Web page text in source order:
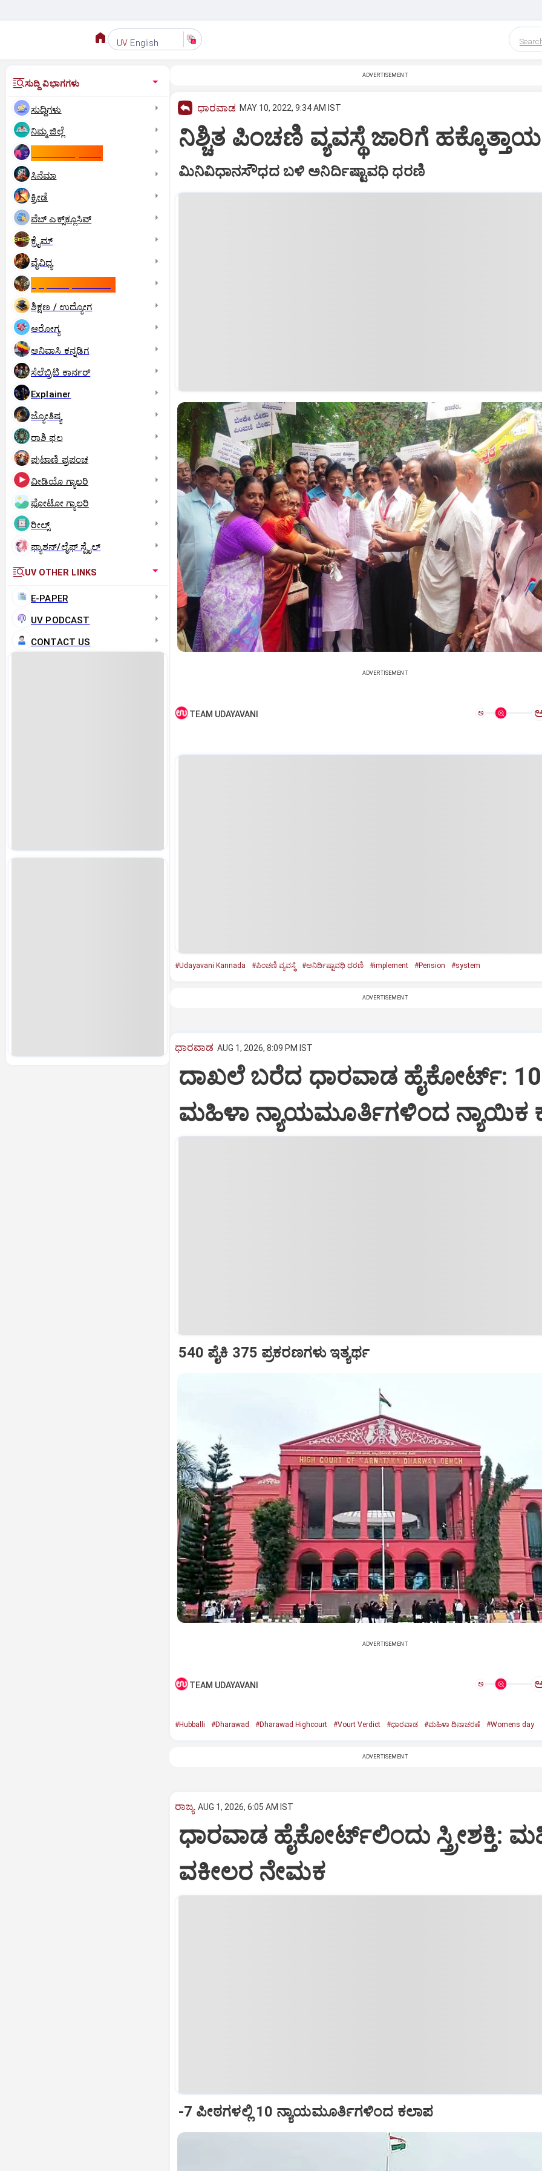
UV English
ಸುದ್ದಿ ವಿಭಾಗಗಳು
ಸುದ್ದಿಗಳು
ನಿಮ್ಮ ಜಿಲ್ಲೆ
ಸಿನೆಮಾ
ಕ್ರೀಡೆ
ವೆಬ್ ಎಕ್ಸ್‌ಕ್ಲೂಸಿವ್
ಕ್ರೈಮ್
ವೈವಿಧ್ಯ
ಶಿಕ್ಷಣ / ಉದ್ಯೋಗ
ಆರೋಗ್ಯ
ಅನಿವಾಸಿ ಕನ್ನಡಿಗ
ಸೆಲೆಬ್ರಿಟಿ ಕಾರ್ನರ್‌
Explainer
ಜ್ಯೋತಿಷ್ಯ
ರಾಶಿ ಫಲ
ಪುಟಾಣಿ ಪ್ರಪಂಚ
ವೀಡಿಯೊ ಗ್ಯಾಲರಿ
ಫೋಟೋ ಗ್ಯಾಲರಿ
ರೀಲ್ಸ್
ಫ್ಯಾಶನ್/ಲೈಫ್‌ ಸ್ಟೈಲ್
UV OTHER LINKS
E-PAPER
UV PODCAST
CONTACT US
ADVERTISEMENT
ಧಾರವಾಡ MAY 10, 2022, 9:34 AM IST
ನಿಶ್ಚಿತ ಪಿಂಚಣಿ ವ್ಯವಸ್ಥೆ ಜಾರಿಗೆ ಹಕ್ಕೊತ್ತಾಯ
ಮಿನಿವಿಧಾನಸೌಧದ ಬಳಿ ಅನಿರ್ದಿಷ್ಟಾವಧಿ ಧರಣಿ
ADVERTISEMENT
TEAM UDAYAVANI ಅ
#Udayavani Kannada #ಪಿಂಚಣಿ ವ್ಯವಸ್ಥೆ #ಅನಿರ್ದಿಷ್ಟಾವಧಿ ಧರಣಿ #implement #Pension #system
ADVERTISEMENT
ಧಾರವಾಡ AUG 1, 2026, 8:09 PM IST
ದಾಖಲೆ ಬರೆದ ಧಾರವಾಡ ಹೈಕೋರ್ಟ್: 10
ಮಹಿಳಾ ನ್ಯಾಯಮೂರ್ತಿಗಳಿಂದ ನ್ಯಾಯಿಕ
540 ಪೈಕಿ 375 ಪ್ರಕರಣಗಳು ಇತ್ಯರ್ಥ
ADVERTISEMENT
TEAM UDAYAVANI ಅ
#Hubballi #Dharawad #Dharawad Highcourt #Vourt Verdict #ಧಾರವಾಡ #ಮಹಿಳಾ ದಿನಾಚರಣೆ #Womens day
ADVERTISEMENT
ರಾಜ್ಯ AUG 1, 2026, 6:05 AM IST
ಧಾರವಾಡ ಹೈಕೋರ್ಟ್‌ಲಿಂದು ಸ್ತ್ರೀಶಕ್ತಿ:
ವಕೀಲರ ನೇಮಕ
-7 ಪೀಠಗಳಲ್ಲಿ 10 ನ್ಯಾಯಮೂರ್ತಿಗಳಿಂದ ಕಲಾಪ